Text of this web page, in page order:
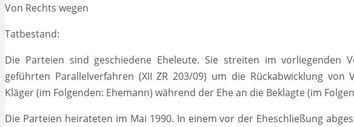
Von Rechts wegen
Tatbestand:
Die Parteien sind geschiedene Eheleute. Sie streiten im vorliegenden
geführten Parallelverfahren (XII ZR 203/09) um die Rückabwicklung von
Kläger (im Folgenden: Ehemann) während der Ehe an die Beklagte (im
Die Parteien heirateten im Mai 1990. In einem vor der Eheschließung